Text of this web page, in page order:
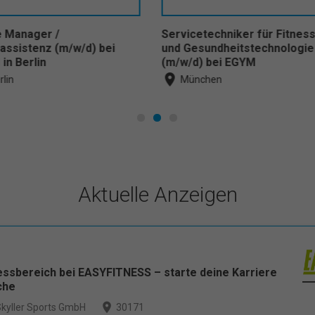
EMS-Fachkraft für
Gesundheits-, Fitness- und
Sporttraining (m/w/d) in
Partner
Fitness
(m/w/d)
Aktuelle Anzeigen
bei EASYFITNESS – starte deine Karriere
Sports GmbH place 30171